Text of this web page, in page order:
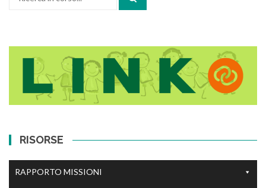
RISORSE
RAPPORTO MISSIONI